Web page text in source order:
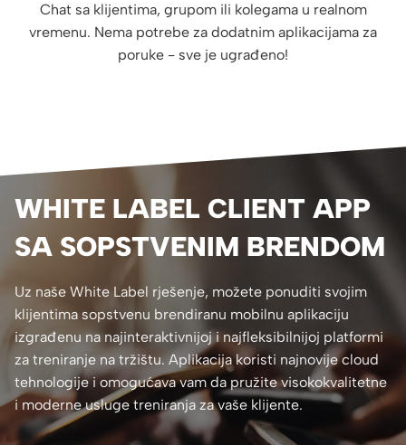
Chat sa klijentima, grupom ili kolegama u realnom
vremenu. Nema potrebe za dodatnim aplikacijama za
poruke - sve je ugrađeno!
WHITE LABEL CLIENT APP
SA SOPSTVENIM BRENDOM
Uz naše White Label rješenje, možete ponuditi svojim
klijentima sopstvenu brendiranu mobilnu aplikaciju
izgrađenu na najinteraktivnijoj i najfleksibilnijoj platformi
za treniranje na tržištu. Aplikacija koristi najnovije cloud
tehnologije i omogućava vam da pružite visokokvalitetne
i moderne usluge treniranja za vaše klijente.